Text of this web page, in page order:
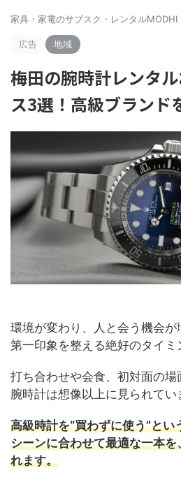
家具・家電のサブスク・レンタルMODHI
広告 地域
梅田の腕時計レンタ
ス3選！高級ブランド
環境が変わり、人と会う機会が
第一印象を整える絶好のタイミ
打ち合わせや会食、初対面の場
腕時計は想像以上に見られてい
高級時計を“買わずに使う”とい
シーンに合わせて最適な一本
れます。